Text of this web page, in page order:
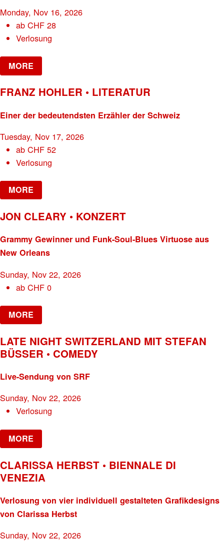
Monday, Nov 16, 2026
abCHF 28
Verlosung
MORE
FRANZ HOHLER • LITERATUR
Einer der bedeutendsten Erzähler der Schweiz
Tuesday, Nov 17, 2026
abCHF 52
Verlosung
MORE
JON CLEARY • KONZERT
Grammy Gewinner und Funk-Soul-Blues Virtuose aus
New Orleans
Sunday, Nov 22, 2026
abCHF 0
MORE
LATE NIGHT SWITZERLAND MIT STEFAN
BÜSSER • COMEDY
Live-Sendung von SRF
Sunday, Nov 22, 2026
Verlosung
MORE
CLARISSA HERBST • BIENNALE DI
VENEZIA
Verlosung von vier individuell gestalteten Grafikdesigns
von Clarissa Herbst
Sunday, Nov 22, 2026